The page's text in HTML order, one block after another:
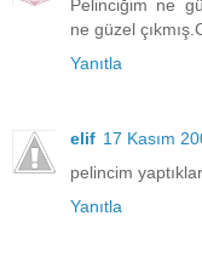
Pelinciğim ne
ne güzel
Yanıtla
elif 17 Kasım
pelincim
Yanıtla